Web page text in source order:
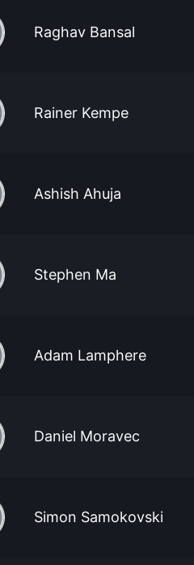
Raghav Bansal
Rainer Kempe
Ashish Ahuja
Stephen Ma
Adam Lamphere
Daniel Moravec
Simon Samokovski